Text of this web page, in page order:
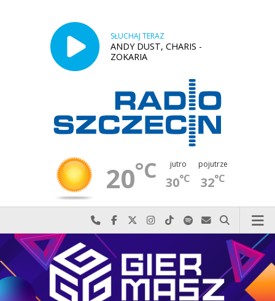
SŁUCHAJ TERAZ
ANDY DUST, CHARIS -
ZOKARIA
20°C jutro
30°C
pojutrze
32°C
Najlepiej po prostu do nas zadzwoń
Odwiedź nas na Facebook-u
Odwiedź nas na X
Odwiedź nas na Instagram-ie
Odwiedź nas na TikTok-u
Szukaj nas na Spotify
Wyślij do nas
Szukaj